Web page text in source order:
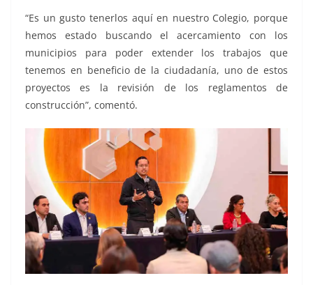
“Es un gusto tenerlos aquí en nuestro Colegio, porque
hemos estado buscando el acercamiento con los
municipios para poder extender los trabajos que
tenemos en beneficio de la ciudadanía, uno de estos
proyectos es la revisión de los reglamentos de
construcción”, comentó.